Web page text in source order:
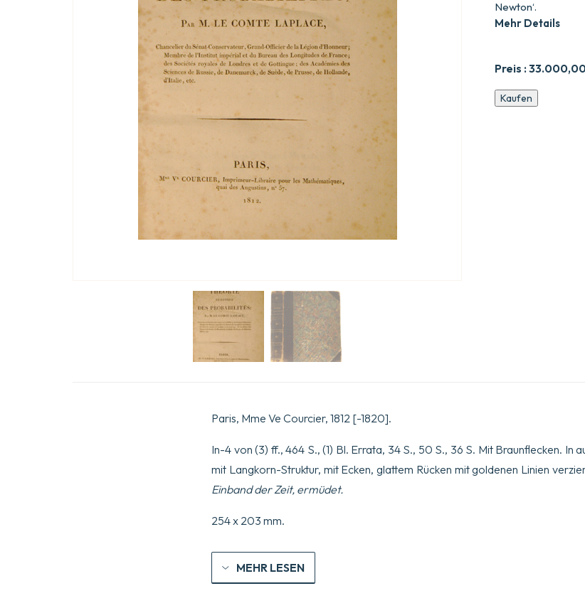
Preis :
Newton‘.
Mehr Details
Analytische
Theorie
Kaufen
Paris, Mme Ve Courcier, 1812 [-1820].
In-4 von (3) ff., 464 S., (1) Bl. Errata, 34 S., 50 S., 36 S. Mit Braunflecken. In
mit Langkorn-Struktur, mit Ecken, glattem Rücken mit goldenen Linien
Einband der Zeit, ermüdet.
254 x 203 mm.
MEHR LESEN